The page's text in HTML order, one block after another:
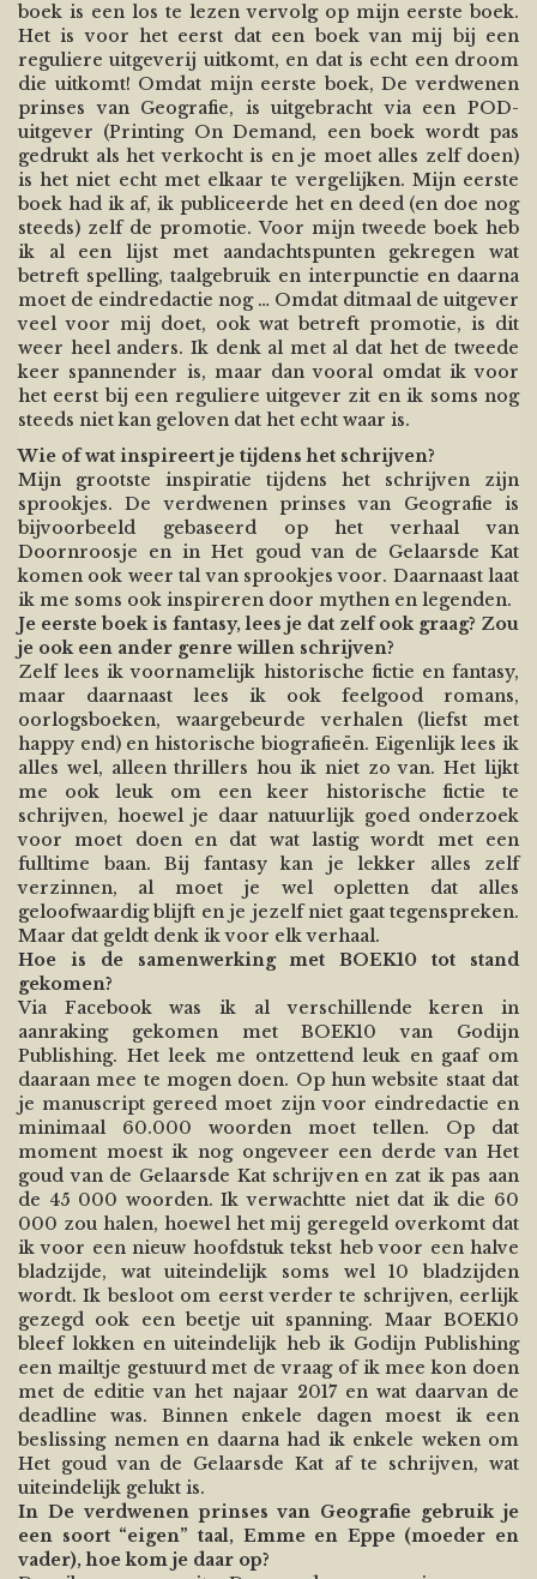
boek is een los te lezen vervolg op mijn eerste boek.
Het is voor het eerst dat een boek van mij bij een
reguliere uitgeverij uitkomt, en dat is echt een droom
die uitkomt! Omdat mijn eerste boek, De verdwenen
prinses van Geografie, is uitgebracht via een POD-
uitgever (Printing On Demand, een boek wordt pas
gedrukt als het verkocht is en je moet alles zelf doen)
is het niet echt met elkaar te vergelijken. Mijn eerste
boek had ik af, ik publiceerde het en deed (en doe nog
steeds) zelf de promotie. Voor mijn tweede boek heb
ik al een lijst met aandachtspunten gekregen wat
betreft spelling, taalgebruik en interpunctie en daarna
moet de eindredactie nog … Omdat ditmaal de uitgever
veel voor mij doet, ook wat betreft promotie, is dit
weer heel anders. Ik denk al met al dat het de tweede
keer spannender is, maar dan vooral omdat ik voor
het eerst bij een reguliere uitgever zit en ik soms nog
steeds niet kan geloven dat het echt waar is.
Wie of wat inspireert je tijdens het schrijven?
Mijn grootste inspiratie tijdens het schrijven zijn
sprookjes. De verdwenen prinses van Geografie is
bijvoorbeeld gebaseerd op het verhaal van
Doornroosje en in Het goud van de Gelaarsde Kat
komen ook weer tal van sprookjes voor. Daarnaast laat
ik me soms ook inspireren door mythen en legenden.
Je eerste boek is fantasy, lees je dat zelf ook graag? Zou
je ook een ander genre willen schrijven?
Zelf lees ik voornamelijk historische fictie en fantasy,
maar daarnaast lees ik ook feelgood romans,
oorlogsboeken, waargebeurde verhalen (liefst met
happy end) en historische biografieën. Eigenlijk lees ik
alles wel, alleen thrillers hou ik niet zo van. Het lijkt
me ook leuk om een keer historische fictie te
schrijven, hoewel je daar natuurlijk goed onderzoek
voor moet doen en dat wat lastig wordt met een
fulltime baan. Bij fantasy kan je lekker alles zelf
verzinnen, al moet je wel opletten dat alles
geloofwaardig blijft en je jezelf niet gaat tegenspreken.
Maar dat geldt denk ik voor elk verhaal.
Hoe is de samenwerking met BOEK10 tot stand
gekomen?
Via Facebook was ik al verschillende keren in
aanraking gekomen met BOEK10 van Godijn
Publishing. Het leek me ontzettend leuk en gaaf om
daaraan mee te mogen doen. Op hun website staat dat
je manuscript gereed moet zijn voor eindredactie en
minimaal 60.000 woorden moet tellen. Op dat
moment moest ik nog ongeveer een derde van Het
goud van de Gelaarsde Kat schrijven en zat ik pas aan
de 45 000 woorden. Ik verwachtte niet dat ik die 60
000 zou halen, hoewel het mij geregeld overkomt dat
ik voor een nieuw hoofdstuk tekst heb voor een halve
bladzijde, wat uiteindelijk soms wel 10 bladzijden
wordt. Ik besloot om eerst verder te schrijven, eerlijk
gezegd ook een beetje uit spanning. Maar BOEK10
bleef lokken en uiteindelijk heb ik Godijn Publishing
een mailtje gestuurd met de vraag of ik mee kon doen
met de editie van het najaar 2017 en wat daarvan de
deadline was. Binnen enkele dagen moest ik een
beslissing nemen en daarna had ik enkele weken om
Het goud van de Gelaarsde Kat af te schrijven, wat
uiteindelijk gelukt is.
In De verdwenen prinses van Geografie gebruik je
een soort “eigen” taal, Emme en Eppe (moeder en
vader), hoe kom je daar op?